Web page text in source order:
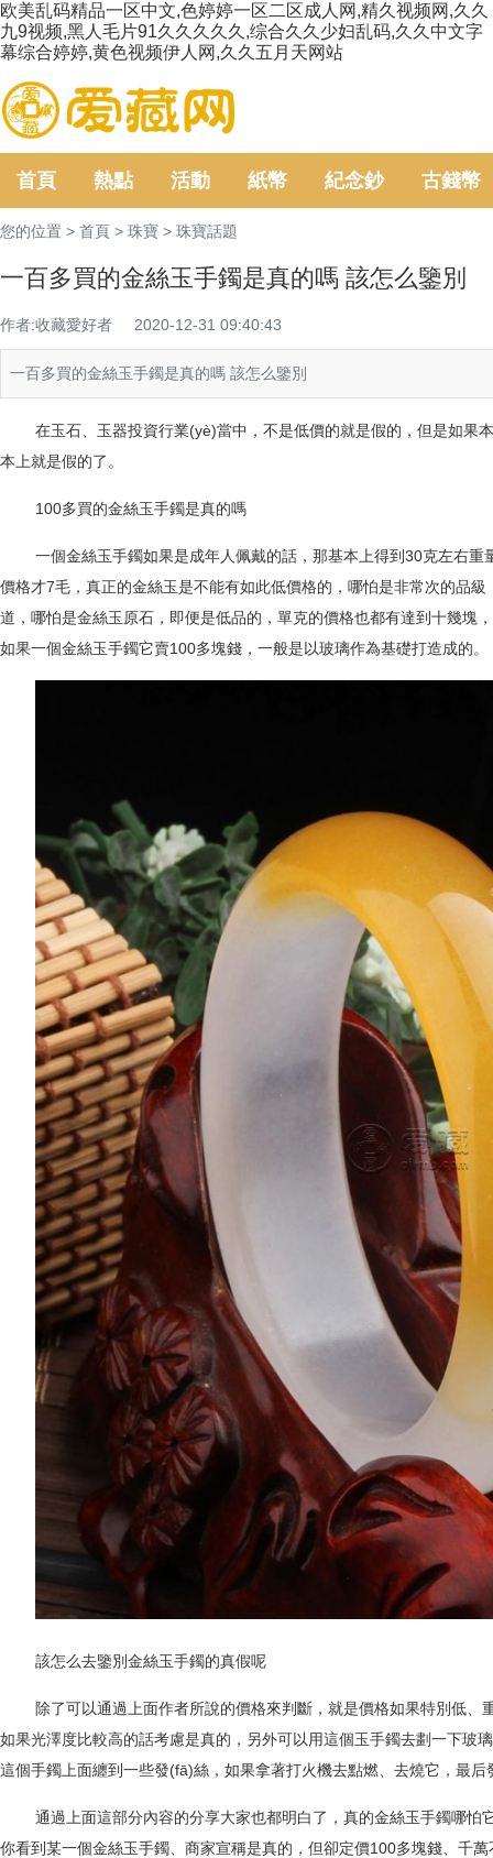
欧美乱码精品一区中文,色婷婷一区二区成人网,精久视频网,久久
九9视频,黑人毛片91久久久久久,综合久久少妇乱码,久久中文字
幕综合婷婷,黄色视频伊人网,久久五月天网站
首頁 熱點 活動 紙幣 紀念鈔 古錢幣
您的位置 > 首頁 > 珠寶 > 珠寶話題
一百多買的金絲玉手鐲是真的嗎 該怎么鑒別
作者:收藏愛好者 2020-12-31 09:40:43
一百多買的金絲玉手鐲是真的嗎 該怎么鑒別
在玉石、 玉器投資行業(yè)當中 ， 不是低價的就是假的，但是如果
本上就是假的了。
100多買的金絲玉手鐲是真的嗎
一個金絲玉手鐲如果是成年人佩戴的話，那基本上得到30克左右重
價格才7毛，真正的金絲玉是不能有如此低價格的，哪怕是非常次的品級
道，哪怕是金絲玉原石，即便是低品的，單克的價格也都有達到十幾塊
如果一個金絲玉手鐲它賣100多塊錢，一般是以玻璃作為基礎打造成的。
該怎么去鑒別金絲玉手鐲的真假呢
除了可以通過上面作者所說的價格來判斷，就是價格如果特別低、重
如果光澤度比較高的話考慮是真的，另外可以用這個玉手鐲去劃一下玻璃
這個手鐲上面纏到一些發(fā)絲，如果拿著打火機去點燃、去燒它，
通過上面這部分內容的分享大家也都明白了，真的金絲玉手鐲哪
你看到某一個金絲玉手鐲、商家宣稱是真的，但卻定價100多塊錢、千